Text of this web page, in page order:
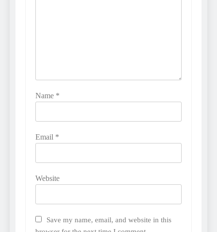
Name *
Email *
Website
Save my name, email, and website in this